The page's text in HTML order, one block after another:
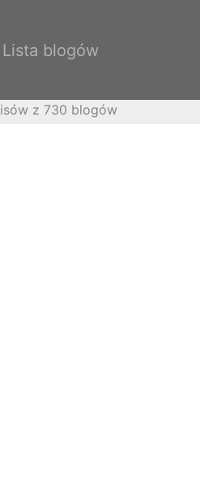
Lista blogów
z 730 blogów